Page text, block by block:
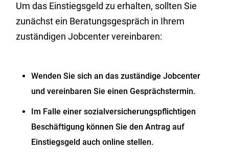
Um das Einstiegsgeld zu erhalten, sollten Sie
zunächst ein Beratungsgespräch in Ihrem
zuständigen Jobcenter vereinbaren:
Wenden Sie sich an das zuständige Jobcenter
und vereinbaren Sie einen Gesprächstermin.
Im Falle einer sozialversicherungspflichtigen
Beschäftigung können Sie den Antrag auf
Einstiegsgeld auch online stellen.